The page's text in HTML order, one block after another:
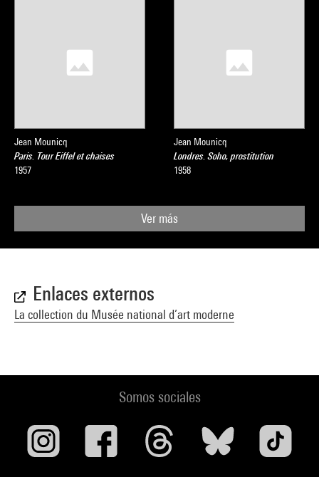
Jean Mounicq
Paris. Tour Eiffel et chaises
1957
Jean Mounicq
Londres. Soho, prostitution
1958
Ver más
Enlaces externos
La collection du Musée national d’art moderne
Somos sociales